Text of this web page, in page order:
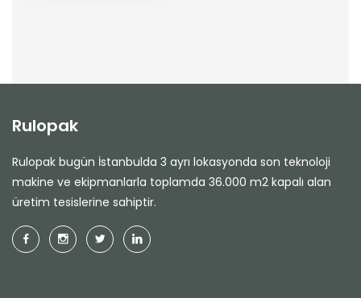
Rulopak
Rulopak bugün İstanbulda 3 ayrı lokasyonda son teknoloji
makine ve ekipmanlarla toplamda 36.000 m2 kapalı alan
üretim tesislerine sahiptir.